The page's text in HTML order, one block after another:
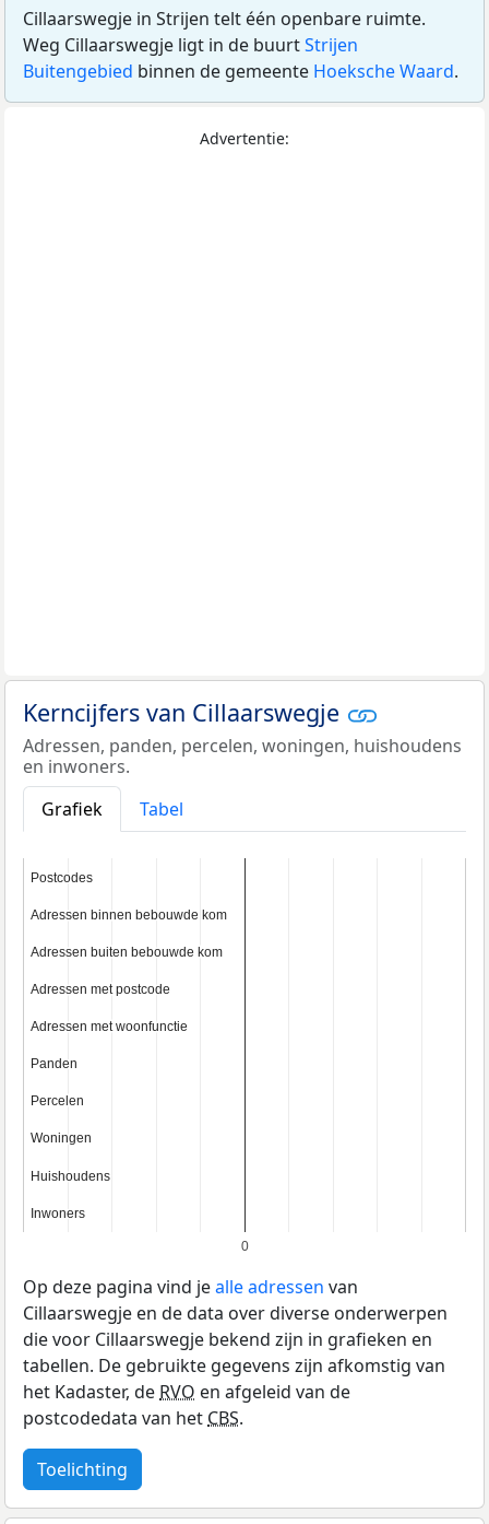
Cillaarswegje in Strijen telt één openbare ruimte.
Weg Cillaarswegje ligt in de buurtStrijen
Buitengebied binnen de gemeente Hoeksche Waard.
Advertentie:
Kerncijfers van Cillaarswegje
Adressen, panden, percelen, woningen, huishoudens
en inwoners.
Grafiek
Tabel
0
Postcodes
Postcodes
Adressen binnen bebouwde kom
Adressen binnen bebouwde kom
Adressen buiten bebouwde kom
Adressen buiten bebouwde kom
Adressen met postcode
Adressen met postcode
Adressen met woonfunctie
Adressen met woonfunctie
Panden
Panden
Percelen
Percelen
Woningen
Woningen
Huishoudens
Huishoudens
Inwoners
Inwoners
Op deze pagina vind jealle adressen van
Cillaarswegje en de data over diverse onderwerpen
die voor Cillaarswegje bekend zijn in grafieken en
tabellen. De gebruikte gegevens zijn afkomstig van
het Kadaster, deRVO en afgeleid van de
postcodedata van hetCBS.
Toelichting